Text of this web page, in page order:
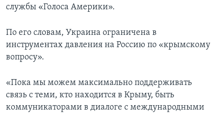
службы «Голоса Америки».
По его словам, Украина ограничена в
инструментах давления на Россию по «крымскому
вопросу».
«Пока мы можем максимально поддерживать
связь с теми, кто находится в Крыму, быть
коммуникаторами в диалоге с международными